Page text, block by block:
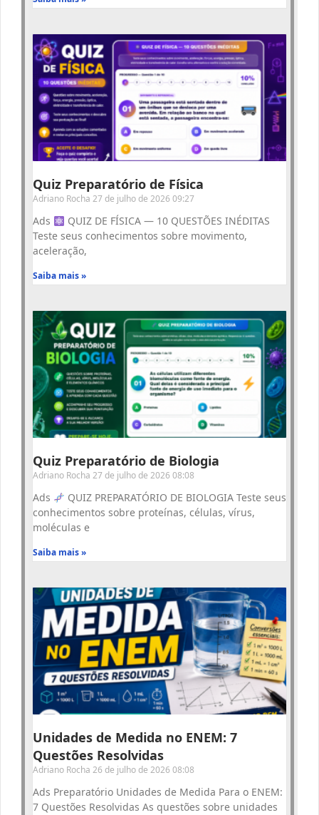
Quiz Preparatório de Física
Adriano Rocha 27 de julho de 2026 09:27
Ads
QUIZ DE FÍSICA — 10 QUESTÕES INÉDITAS
Teste seus conhecimentos sobre movimento,
aceleração,
Saiba mais »
Quiz Preparatório de Biologia
Adriano Rocha 27 de julho de 2026 08:08
Ads
QUIZ PREPARATÓRIO DE BIOLOGIA Teste seus
conhecimentos sobre proteínas, células, vírus,
moléculas e
Saiba mais »
Unidades de Medida no ENEM: 7
Questões Resolvidas
Adriano Rocha 26 de julho de 2026 08:08
Ads Preparatório Unidades de Medida Para o ENEM:
7 Questões Resolvidas As questões sobre unidades